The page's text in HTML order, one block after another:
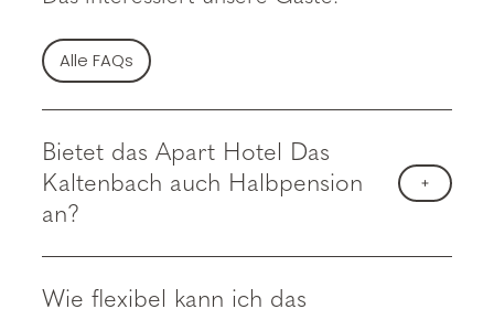
Alle FAQs
Bietet das Apart Hotel Das
Kaltenbach auch Halbpension
an?
Wie flexibel kann ich das